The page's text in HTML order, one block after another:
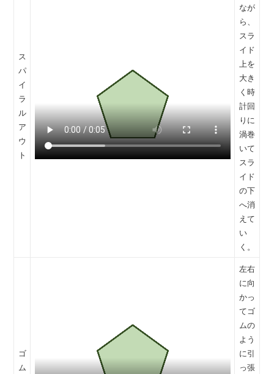
ス
パ
イ
ラ
ル
ア
ウ
ト
なが
ら、
スラ
イド
上を
大き
く時
計回
りに
渦巻
いて
スラ
イド
の下
へ消
えて
い
く。
ゴ
ム
左右
に向
かっ
てゴ
ムの
よう
に引
っ張